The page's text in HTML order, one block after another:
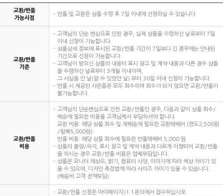
교환/반품
가능시점
반품 및 교환은 상품 수령 후 7일 이내에 신청하실 수 있습니다.
교환/반품
기준
고객님의 단순 변심으로 인한 경우, 실제 상품을 수령하신 날로부터 7일
이내 신청이 가능합니다.
상품상세 정보에 표시된 교환/반품 기간이 7일보다 긴 경우에는 안내된
기간으로 신청이 가능합니다.
고객님이 받으신 상품의 내용이 표시 광고 및 계약 내용과 다른 경우 상품
을 수령하신 날로부터 3개월 이내이며,
그 사실을 안 날(알 수 있었던 날) 부터 30일 이내 신청이 가능합니다.
반품 시 제공된 사은품은 모두 회수하며 회수가 되지 않으면 교환/반품이
불가능합니다.
교환/반품
비용
고객님의 단순변심으로 인한 교환/반품인 경우, 다음과 같이 상품 회수/
배송에 필요한 비용을 고객님께서 부담하셔야 합니다.
교환 비용: 해당 상품 회수 및 재배송에 필요한 교환택배비 (편도2,500원
/왕복5,000원)
반품 비용: 해당 상품 회수에 필요한 반품택배비 5,000 원
상품의 불량/하자, 표시 광고 및 계약 내용과 다르게 이행되어 교환/반품
을 하시는 경우 교환/반품 비용은 업체부담입니다.
상품은 모니터 해상도, 밝기, 컴퓨터 사양, 이미지에 따라 색상 차이가 있
을 수 있으며, 디자인 측정법에 따라 사이즈 차이가 있을 수 있습니다.
(배송비 고객 전액부담)
교환/반품 신청은 마이페이지>1:1문의에서 접수하십시오.